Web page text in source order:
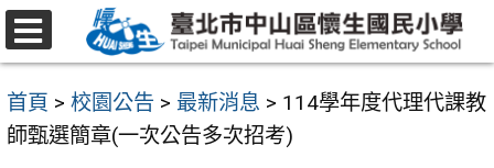
跳
至
要
內
首頁 > 校園公告 > 最新消息 > 114學年度代理代課教
師甄選簡章(一次公告多次招考)
選
單